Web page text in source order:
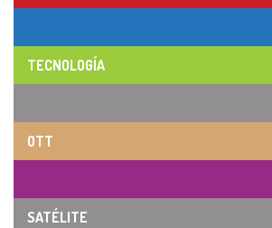
TECNOLOGÍA
OTT
SATÉLITE